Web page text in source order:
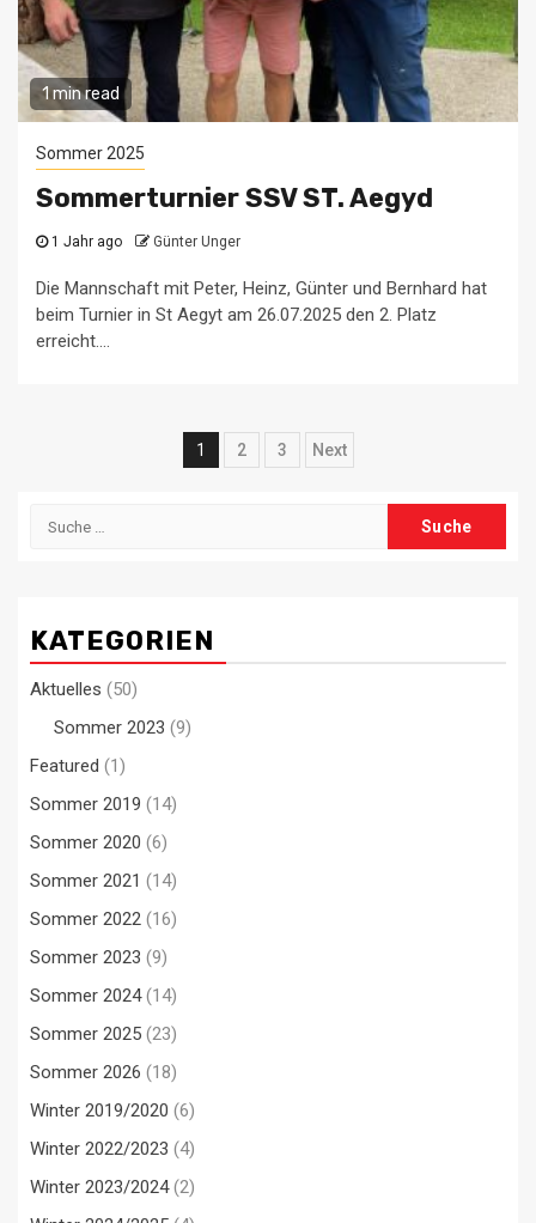
1 min read
Sommer 2025
Sommerturnier SSV ST. Aegyd
1 Jahr ago Günter Unger
Die Mannschaft mit Peter, Heinz, Günter und Bernhard hat
beim Turnier in St Aegyt am 26.07.2025 den 2. Platz
erreicht....
Beitrags-
1 2 3 Next
Suche
KATEGORIEN
Aktuelles (50)
Sommer 2023 (9)
Featured (1)
Sommer 2019 (14)
Sommer 2020 (6)
Sommer 2021 (14)
Sommer 2022 (16)
Sommer 2023 (9)
Sommer 2024(14)
Sommer 2025 (23)
Sommer 2026 (18)
Winter 2019/2020 (6)
Winter 2022/2023 (4)
Winter 2023/2024(2)